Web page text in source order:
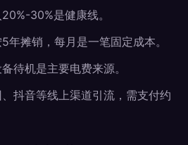
20%-30%是健康线。
5年摊销，每月是一笔固定成本。
待机是主要电费来源。
、抖音等线上渠道引流，需支付约